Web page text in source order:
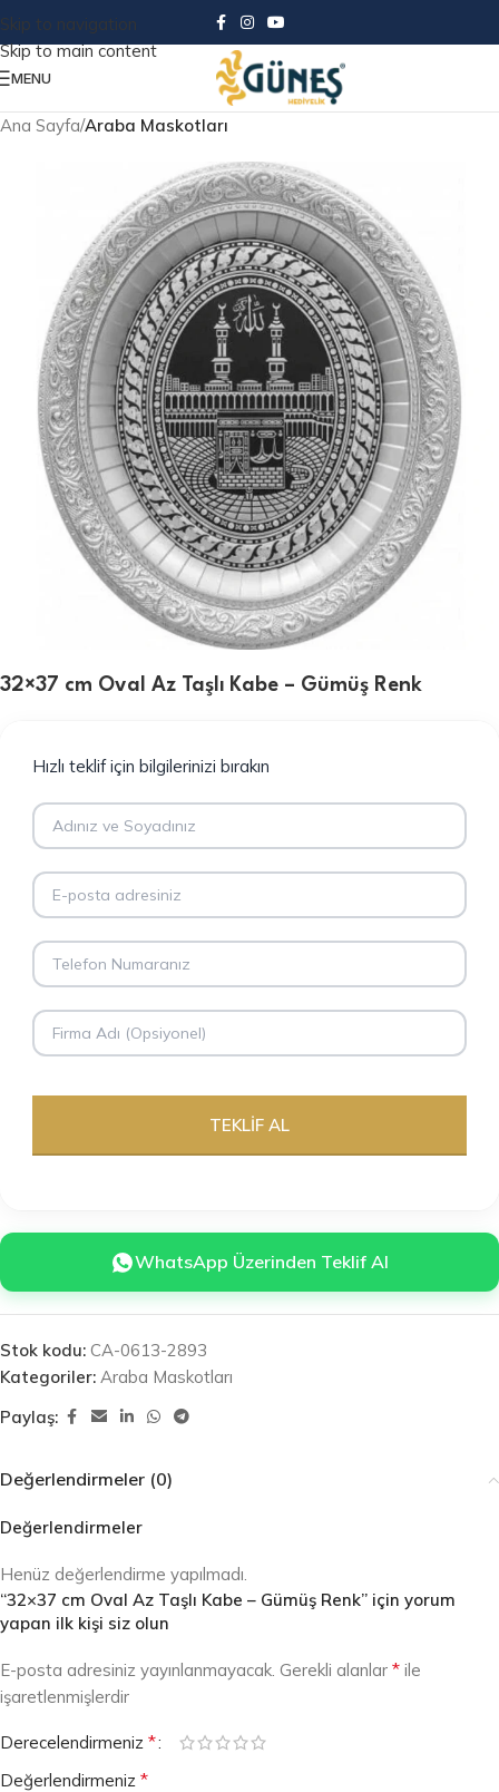
Skip to navigation
Skip to main content
MENU
Ana Sayfa Araba Maskotları
32×37 cm Oval Az Taşlı Kabe – Gümüş Renk
Hızlı teklif için bilgilerinizi bırakın
WhatsApp Üzerinden Teklif Al
Stok kodu: CA-0613-2893
Kategoriler: Araba Maskotları
Paylaş:
Değerlendirmeler (0)
Değerlendirmeler
Henüz değerlendirme yapılmadı.
“32×37 cm Oval Az Taşlı Kabe – Gümüş Renk” için yorum
yapan ilk kişi siz olun
E-posta adresiniz yayınlanmayacak. Gerekli alanlar * ile
işaretlenmişlerdir
Derecelendirmeniz *
Değerlendirmeniz *